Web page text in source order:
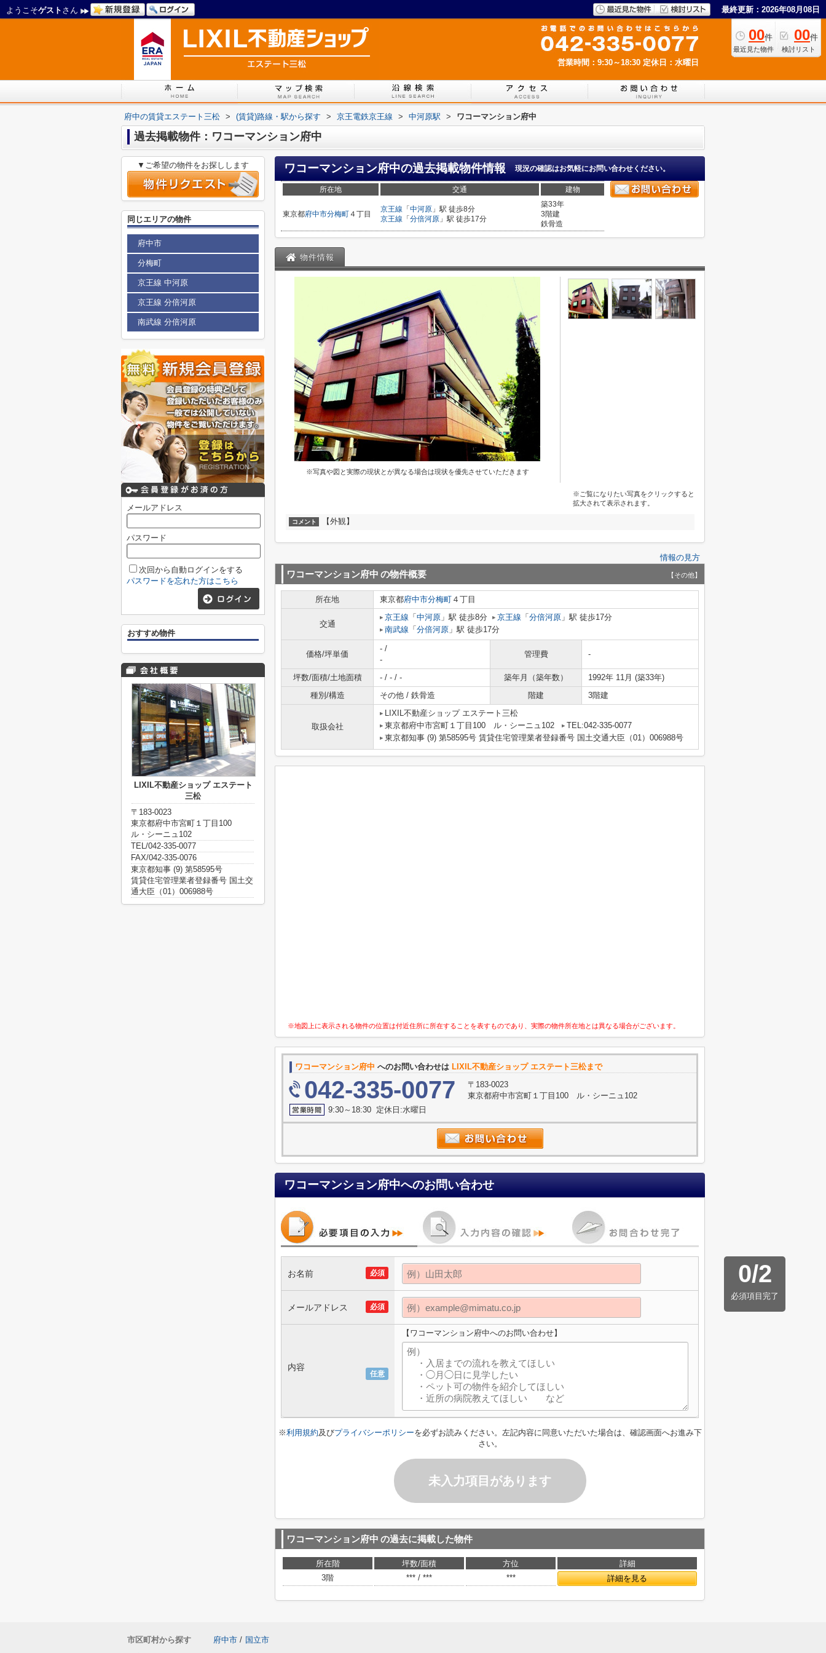
ようこそゲスト さん 最終更新：2026年08月08日
00件
最近見た物件
00件
検討リスト
営業時間：9:30～18:30 定休日：水曜日
府中の賃貸エステート三松 > (賃貸)路線・駅から探す > 京王電鉄京王線 > 中河原駅 > ワコーマンション府中
過去掲載物件：ワコーマンション府中
ワコーマンション府中の過去掲載物件情報 現況の確認はお気軽にお問い合わせください。
所在地 交通 建物
東京都府中市分梅町４丁目
京王線 「 中河原 」駅 徒歩8分
京王線 「 分倍河原 」駅 徒歩17分
築33年
3階建
鉄骨造
物件情報
※写真や図と実際の現状とが異なる場合は現状を優先させていただきます
※ご覧になりたい写真をクリックすると
拡大されて表示されます。
コメント 【外観】
情報の見方
ワコーマンション府中 の物件概要 【その他】
所在地 東京都府中市分梅町 ４丁目
交通
京王線 「 中河原 」駅 徒歩8分 京王線 「 分倍河原 」駅 徒歩17分
南武線 「 分倍河原 」駅 徒歩17分
価格/坪単価
- /
-
管理費 -
坪数/面積/土地面積 - / - / - 築年月（築年数）
1992年 11月 (築33年)
種別/構造
その他 / 鉄骨造 階建 3階建
取扱会社
LIXIL不動産ショップ エステート三松
東京都府中市宮町１丁目100 ル・シーニュ102
TEL:042-335-0077
東京都知事 (9) 第58595号 賃貸住宅管理業者登録番号 国土交通大臣（01）006988号
※地図上に表示される物件の位置は付近住所に所在することを表すものであり、実際の物件所在地とは異なる場合がございます。
ワコーマンション府中 へのお問い合わせは LIXIL不動産ショップ エステート三松まで
042-335-0077
〒183-0023
東京都府中市宮町１丁目100 ル・シーニュ102
9:30～18:30 定休日:水曜日
ワコーマンション府中へのお問い合わせ
0/2
必須項目完了
必須
お名前
必須
メールアドレス
任意
内容
【ワコーマンション府中へのお問い合わせ】
※利用規約及びプライバシーポリシーを必ずお読みください。左記内容に同意いただいた場合は、確認画面へお進み下
さい。
未入力項目があります
ワコーマンション府中 の過去に掲載した物件
所在階 坪数/面積 方位
詳細
3階
*** / *** *** 詳細を見る
▼ご希望の物件をお探しします
同じエリアの物件
府中市
分梅町
京王線 中河原
京王線 分倍河原
南武線 分倍河原
メールアドレス
パスワード
次回から自動ログインをする
パスワードを忘れた方はこちら
おすすめ物件
LIXIL不動産ショップ エステート
三松
〒183-0023
東京都府中市宮町１丁目100
ル・シーニュ102
TEL/042-335-0077
FAX/042-335-0076
東京都知事 (9) 第58595号
賃貸住宅管理業者登録番号 国土交
通大臣（01）006988号
市区町村から探す 府中市 / 国立市